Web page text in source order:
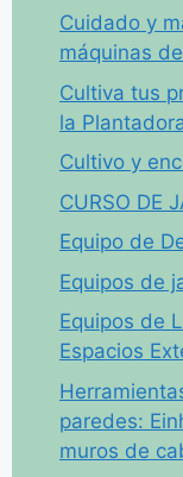
Cuidado y
máquinas
Cultiva tus
la
Cultivo y
CURSO DE
Equipo de
Equipos de
Equipos de
Espacios
paredes:
muros de